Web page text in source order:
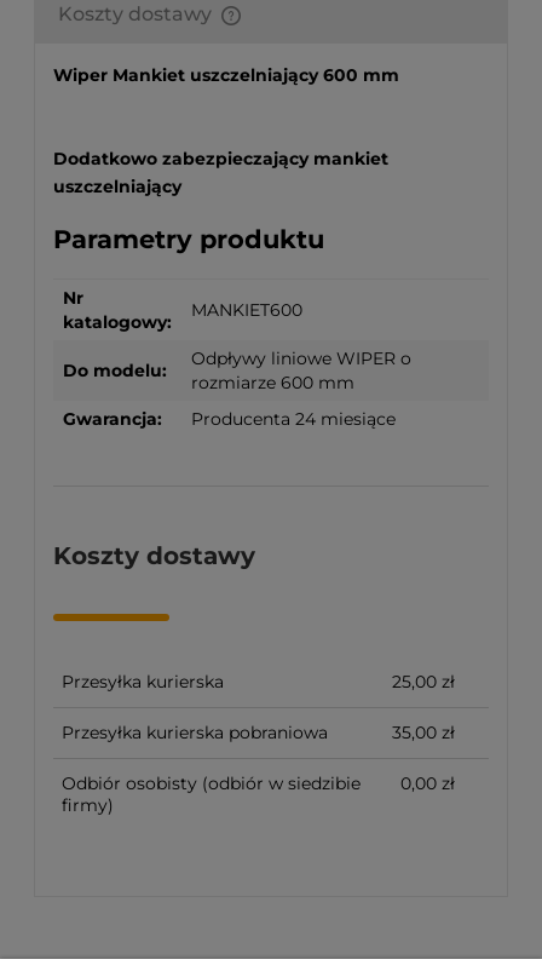
Koszty dostawy
produktów które się w nim znajdują.
Wiper Mankiet uszczelniający 600 mm
Dodatkowo zabezpieczający mankiet
uszczelniający
Parametry produktu
Nr
katalogowy:
MANKIET600
Do modelu:
Odpływy liniowe WIPER o
rozmiarze 600 mm
Gwarancja:
Producenta 24 miesiące
Koszty dostawy
Przesyłka kurierska 25,00 zł
Przesyłka kurierska pobraniowa 35,00 zł
Odbiór osobisty (odbiór w siedzibie
firmy)
0,00 zł